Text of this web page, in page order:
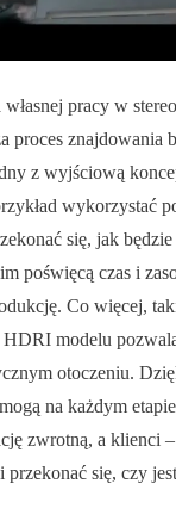
pracy w
proces znajdowania
z wyjściową
wykorzystać
się, jak
poświęcą czas i
Co więcej,
modelu
otoczeniu.
na każdym
zwrotną, a klienci
się, czy